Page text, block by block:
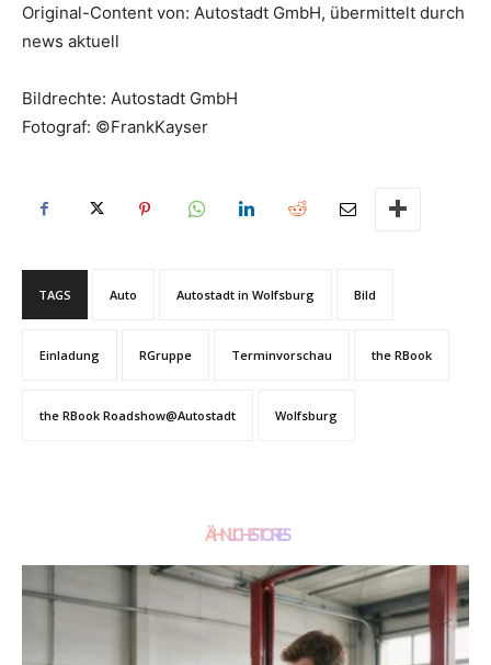
Original-Content von: Autostadt GmbH, übermittelt durch
news aktuell
Bildrechte: Autostadt GmbH
Fotograf: ©FrankKayser
TAGS Auto Autostadt in Wolfsburg Bild
Einladung RGruppe Terminvorschau the RBook
the RBook Roadshow@Autostadt Wolfsburg
ÄHNLICHE STORIES